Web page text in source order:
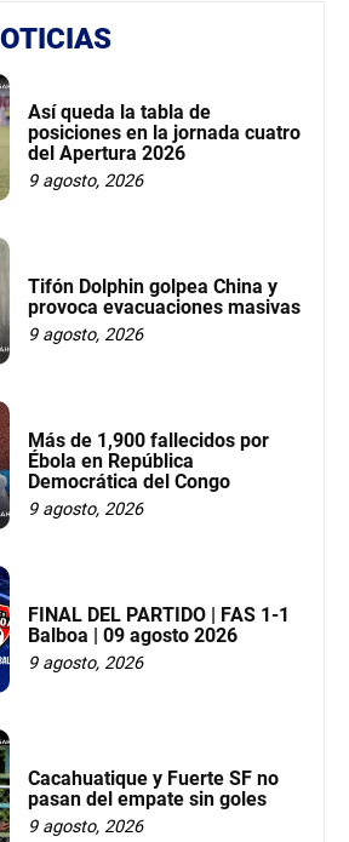
Así queda la tabla de
posiciones en la jornada cuatro
del Apertura 2026
9 agosto, 2026
Tifón Dolphin golpea China y
provoca evacuaciones masivas
9 agosto, 2026
Más de 1,900 fallecidos por
Ébola en República
Democrática del Congo
9 agosto, 2026
FINAL DEL PARTIDO | FAS 1-1
Balboa | 09 agosto 2026
9 agosto, 2026
Cacahuatique y Fuerte SF no
pasan del empate sin goles
9 agosto, 2026